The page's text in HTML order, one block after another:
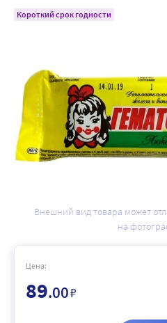
Короткий срок годности
Внешний вид товара может
на
Цена:
89.00₽